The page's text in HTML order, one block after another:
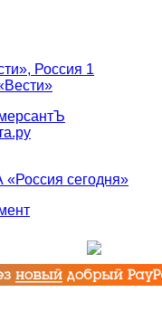
Россия 1
сегодня»